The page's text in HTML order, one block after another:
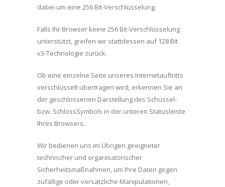
dabei um eine 256 Bit-Verschlüsselung.
Falls Ihr Browser keine 256 Bit-Verschlüsselung
unterstützt, greifen wir stattdessen auf 128 Bit
v3-Technologie zurück.
Ob eine einzelne Seite unseres Internetauftritts
verschlüsselt übertragen wird, erkennen Sie an
der geschlossenen Darstellung des Schüssel-
bzw. SchlossSymbols in der unteren Statusleiste
Ihres Browsers.
Wir bedienen uns im Übrigen geeigneter
technischer und organisatorischer
Sicherheitsmaßnahmen, um Ihre Daten gegen
zufällige oder vorsätzliche Manipulationen,